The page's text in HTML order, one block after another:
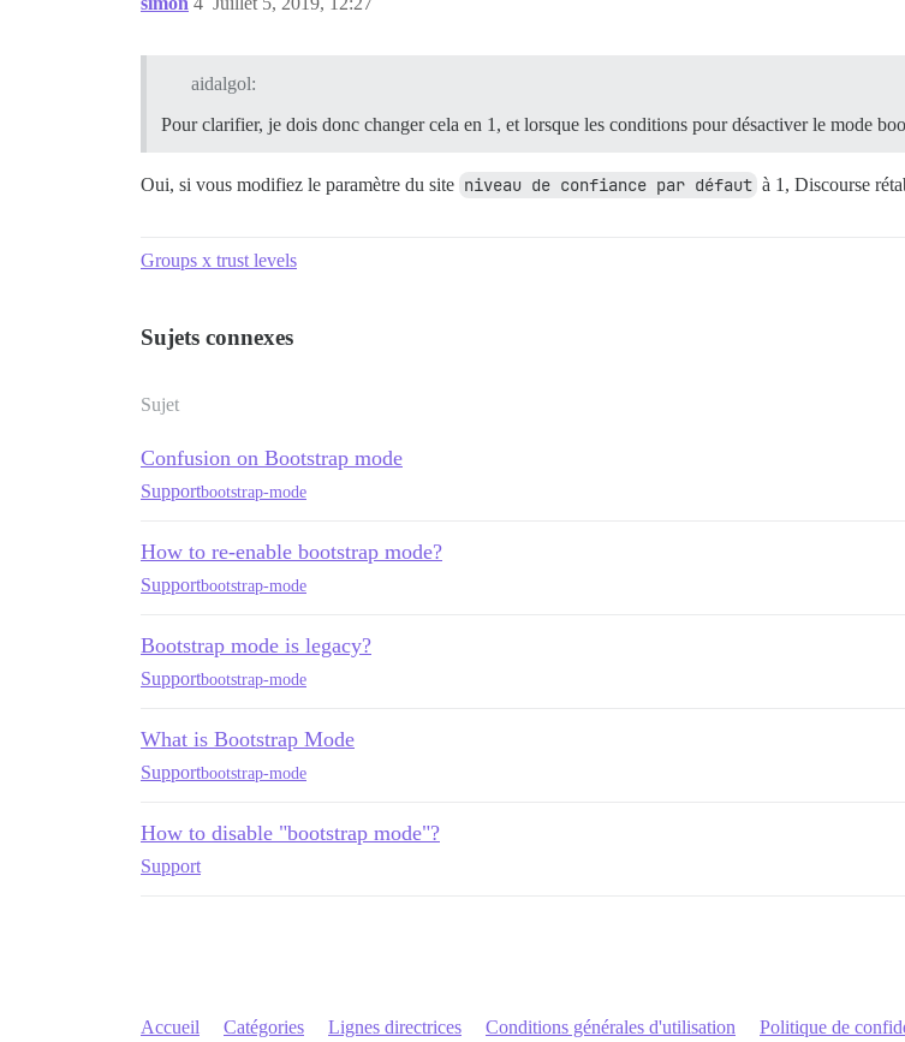
aidalgol:
Pour clarifier, je dois donc changer cela en 1, et lorsque les conditions pour désactiver le mode
Oui, si vous modifiez le paramètre du site niveau de confiance par défaut à 1, Discourse
Groups x trust levels
Sujets connexes
Sujet
Confusion on Bootstrap mode
Supportbootstrap-mode
How to re-enable bootstrap mode?
Supportbootstrap-mode
Bootstrap mode is legacy?
Supportbootstrap-mode
What is Bootstrap Mode
Supportbootstrap-mode
How to disable "bootstrap mode"?
Support
Accueil Catégories Lignes directrices Conditions générales d'utilisation Politique de